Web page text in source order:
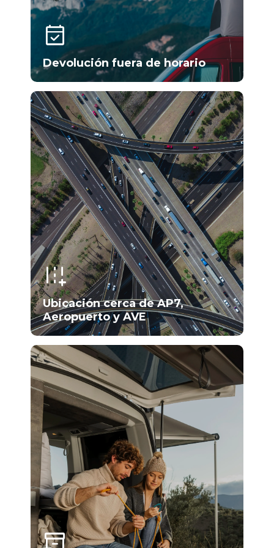
event_available
Devolución fuera de horario
add_road
Ubicación cerca de AP7,
Aeropuerto y AVE